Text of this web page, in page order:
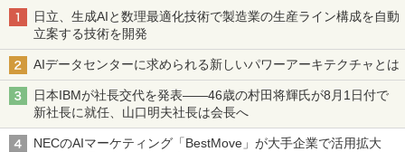
日立、生成AIと数理最適化技術で製造業の生産ライン構成を自動
立案する技術を開発
AIデータセンターに求められる新しいパワーアーキテクチャとは
日本IBMが社長交代を発表――46歳の村田将輝氏が8月1日付で
新社長に就任、山口明夫社長は会長へ
NECのAIマーケティング「BestMove」が大手企業で活用拡大